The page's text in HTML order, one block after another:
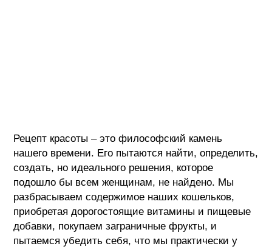
Рецепт красоты – это философский камень
нашего времени. Его пытаются найти, определить,
создать, но идеального решения, которое
подошло бы всем женщинам, не найдено. Мы
разбрасываем содержимое наших кошельков,
приобретая дорогостоящие витамины и пищевые
добавки, покупаем заграничные фрукты, и
пытаемся убедить себя, что мы практически у